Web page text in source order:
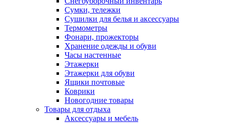
Сумки, тележки
Сушилки для белья и аксессуары
Термометры
Фонари, прожекторы
Хранение одежды и обуви
Часы настенные
Этажерки
Этажерки для обуви
Ящики почтовые
Коврики
Новогодние товары
Товары для отдыха
Аксессуары и мебель